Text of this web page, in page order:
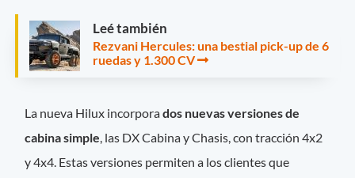
Leé también
Rezvani Hercules: una bestial pick-up de 6
ruedas y 1.300 CV
La nueva Hilux incorporados nuevas versiones de
cabina simple, las DX Cabina y Chasis, con tracción 4x2
y 4x4. Estas versiones permiten a los clientes que